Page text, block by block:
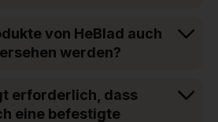
von HeBlad auch
werden?
erforderlich, dass
eine befestigte